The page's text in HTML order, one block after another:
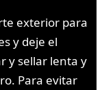
exterior para
y deje el
y sellar lenta y
Para evitar